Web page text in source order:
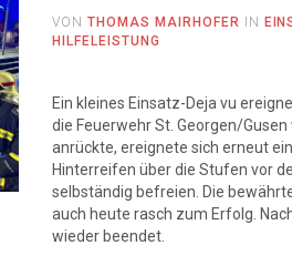
VONTHOMAS MAIRHOFER IN
HILFELEISTUNG
Ein kleines Einsatz-Deja vu
die Feuerwehr St. Georgen/
anrückte, ereignete sich erneut
Hinterreifen über die Stufen vor
selbständig befreien. Die
auch heute rasch zum Erfolg.
wieder beendet.